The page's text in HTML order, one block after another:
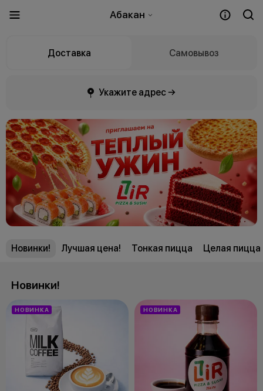
Абакан
Доставка Самовывоз
Укажите адрес →
Новинки! Лучшая цена! Тонкая пицца Целая
Новинки!
НОВИНКА НОВИНКА